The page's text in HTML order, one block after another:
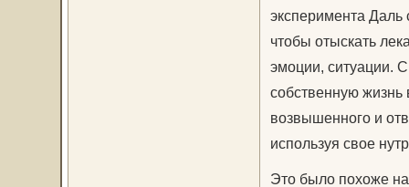
эксперимента Даль
чтобы отыскать
эмоции, ситуации.
собственную жизнь
возвышенного и
используя свое
Это было похоже на